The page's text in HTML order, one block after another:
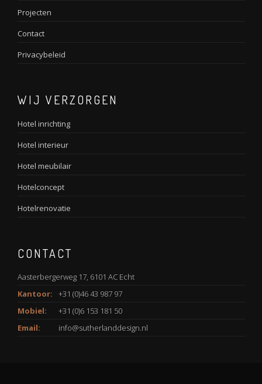
Projecten
Contact
Privacybeleid
WIJ VERZORGEN
Hotel inrichting
Hotel interieur
Hotel meubilair
Hotelconcept
Hotelrenovatie
CONTACT
Aasterbergerweg 17, 6101 AC Echt
Kantoor:
+31 (0)46 43 987 97
Mobiel:
+31 (0)6 153 181 50
Email:
info@sutherlanddesign.nl